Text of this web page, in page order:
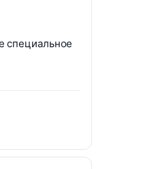
специальное